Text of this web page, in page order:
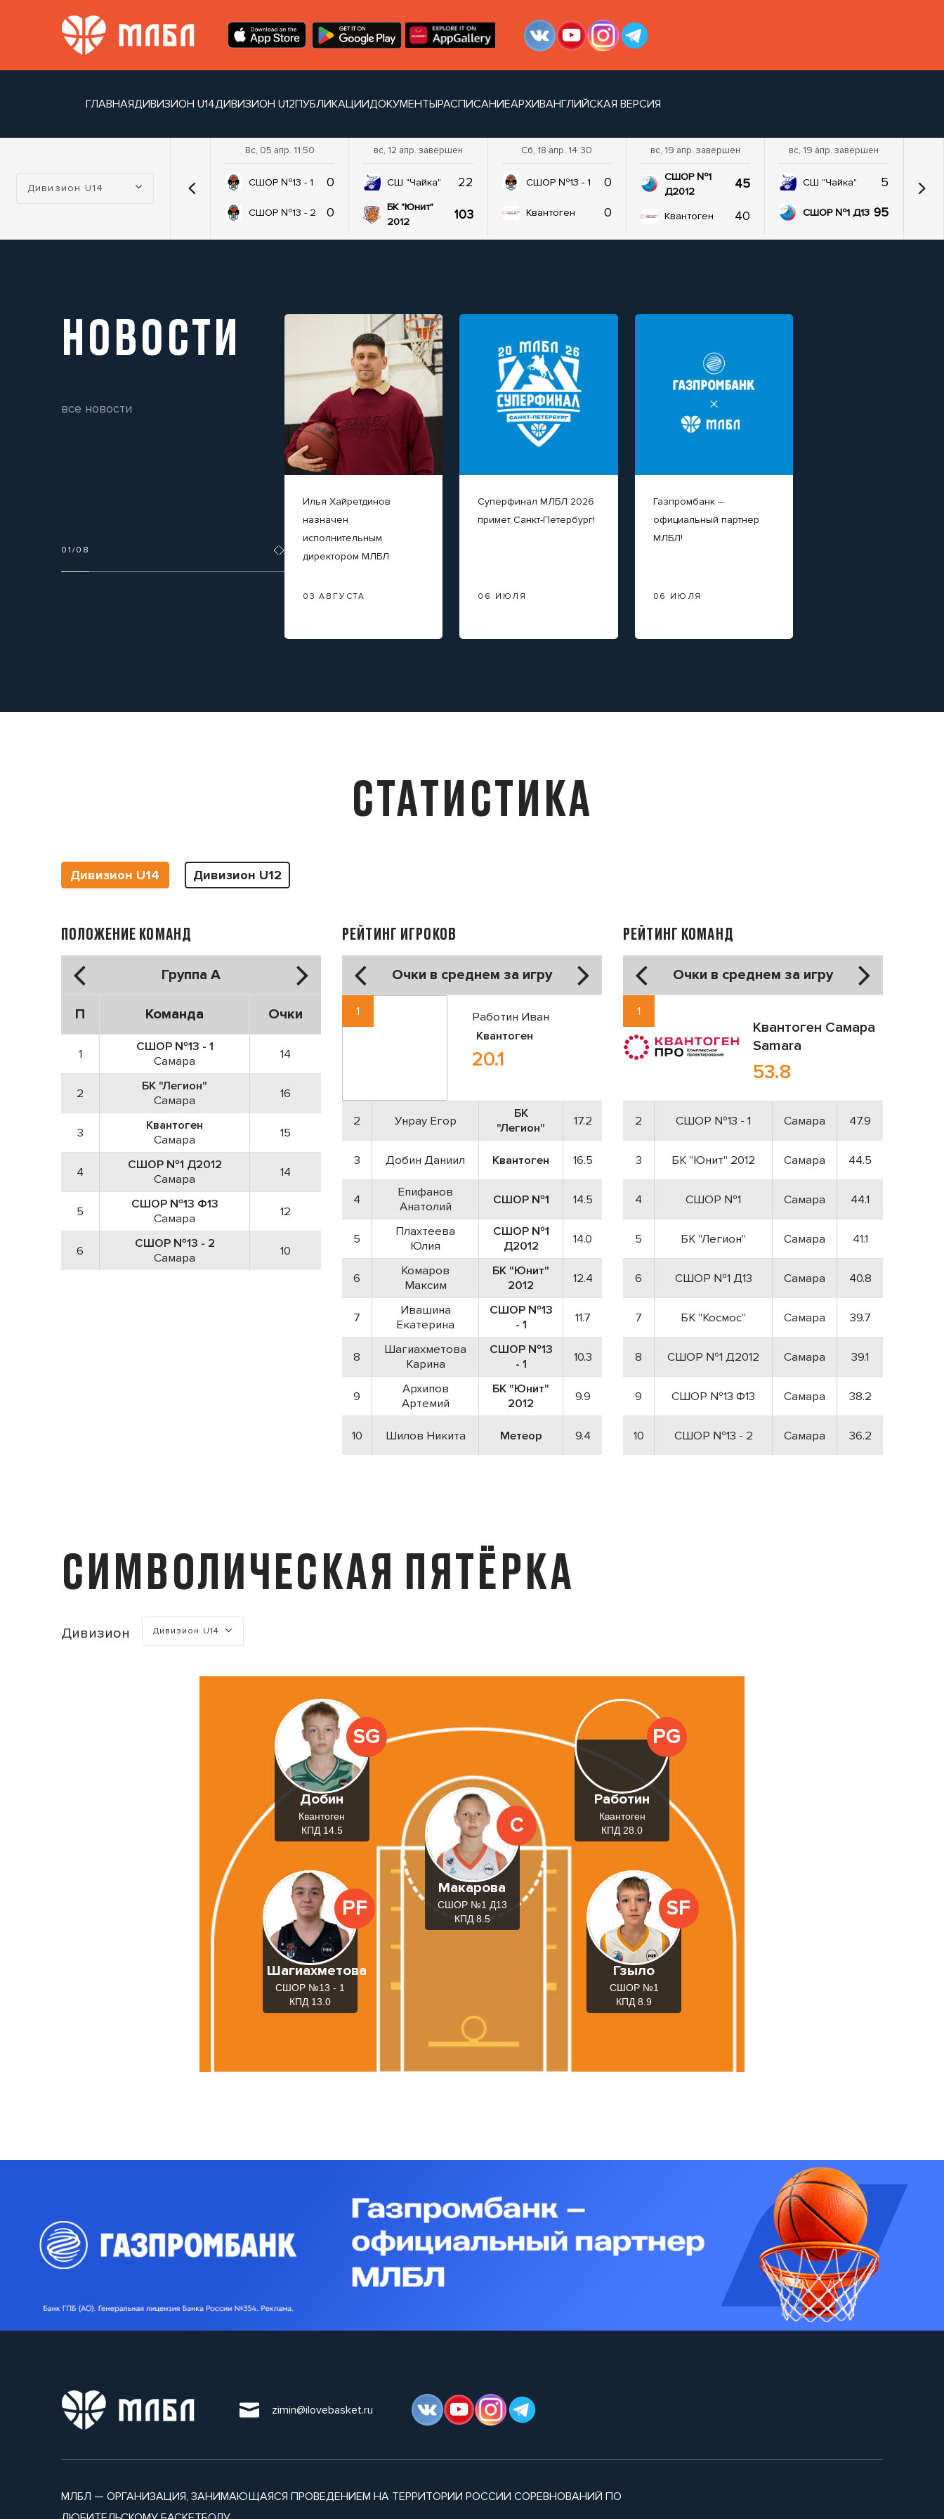
ГЛАВНАЯДИВИЗИОН U14ДИВИЗИОН U12ПУБЛИКАЦИИДОКУМЕНТЫРАСПИСАНИЕАРХИВАНГЛИЙСКАЯ ВЕРСИЯ
Турнир:
Дивизион U14
Вс, 05 апр. 11:50
СШОР №13 - 1 0
СШОР №13 - 2 0
вс, 12 апр. завершен
СШ "Чайка" 22
БК "Юнит"
2012
103
Сб, 18 апр. 14:30
СШОР №13 - 1 0
Квантоген 0
вс, 19 апр. завершен
СШОР №1
Д2012
45
Квантоген 40
вс, 19 апр. завершен
СШ "Чайка" 5
СШОР №1 Д13 95
НОВОСТИ
все новости
01 /08
Илья Хайретдинов
назначен
исполнительным
директором МЛБЛ
03 АВГУСТА
Суперфинал МЛБЛ 2026
примет Санкт-Петербург!
06 ИЮЛЯ
Газпромбанк –
официальный партнер
МЛБЛ!
06 ИЮЛЯ
СТАТИСТИКА
Дивизион U14 Дивизион U12
ПОЛОЖЕНИЕ КОМАНД
Группа А
П Команда Очки
1
СШОР №13 - 1
Самара
14
2
БК "Легион"
Самара
16
3
Квантоген
Самара
15
4
СШОР №1 Д2012
Самара
14
5
СШОР №13 Ф13
Самара
12
6
СШОР №13 - 2
Самара
10
РЕЙТИНГ ИГРОКОВ
Очки в среднем за игру
1
Работин Иван
Квантоген
20.1
2 Унрау Егор
БК
"Легион"
17.2
3 Добин Даниил Квантоген 16.5
4
Епифанов
Анатолий
СШОР №1 14.5
5
Плахтеева
Юлия
СШОР №1
Д2012
14.0
6
Комаров
Максим
БК "Юнит"
2012
12.4
7
Ивашина
Екатерина
СШОР №13
- 1
11.7
8
Шагиахметова
Карина
СШОР №13
- 1
10.3
9
Архипов
Артемий
БК "Юнит"
2012
9.9
10 Шилов Никита Метеор 9.4
РЕЙТИНГ КОМАНД
Очки в среднем за игру
1
Квантоген Самара
Samara
53.8
2 СШОР №13 - 1 Самара 47.9
3 БК "Юнит" 2012 Самара 44.5
4 СШОР №1 Самара 44.1
5 БК "Легион" Самара 41.1
6 СШОР №1 Д13 Самара 40.8
7 БК "Космос" Самара 39.7
8 СШОР №1 Д2012 Самара 39.1
9 СШОР №13 Ф13 Самара 38.2
10 СШОР №13 - 2 Самара 36.2
СИМВОЛИЧЕСКАЯ ПЯТЁРКА
Дивизион Турнир
Дивизион U14
Добин
Квантоген
КПД 14.5
SG
Шагиахметова
СШОР №13 - 1
КПД 13.0
PF
Макарова
СШОР №1 Д13
КПД 8.5
C
Работин
Квантоген
КПД 28.0
PG
Гзыло
СШОР №1
КПД 8.9
SF
zimin@ilovebasket.ru
МЛБЛ — ОРГАНИЗАЦИЯ, ЗАНИМАЮЩАЯСЯ ПРОВЕДЕНИЕМ НА ТЕРРИТОРИИ РОССИИ СОРЕВНОВАНИЙ ПО